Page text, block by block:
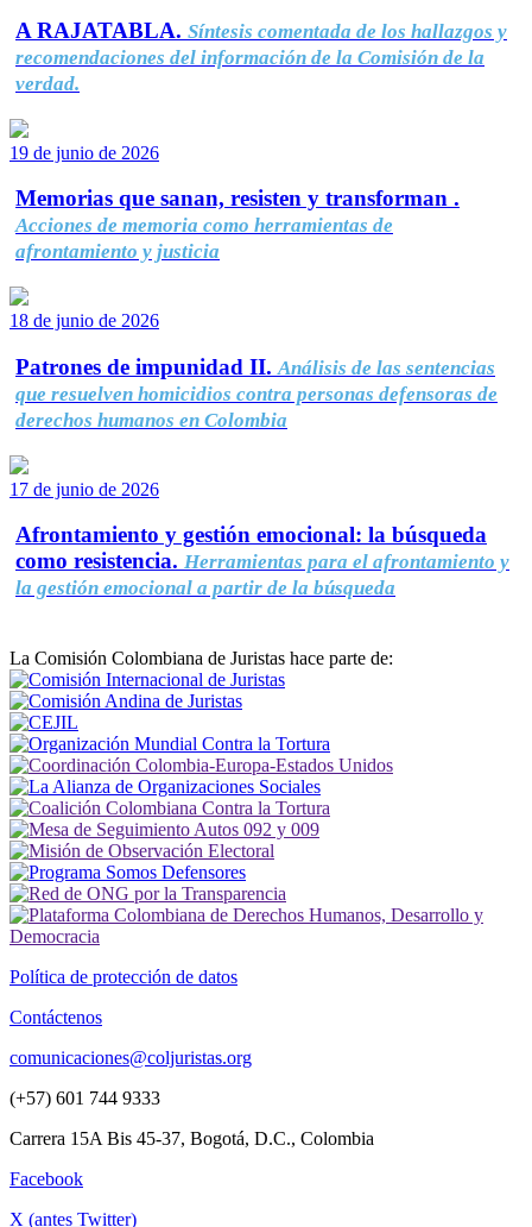
A RAJATABLA. Síntesis comentada de los hallazgos y
recomendaciones del información de la Comisión de la
verdad.
19 de junio de 2026
Memorias que sanan, resisten y transforman .
Acciones de memoria como herramientas de
afrontamiento y justicia
18 de junio de 2026
Patrones de impunidad II. Análisis de las sentencias
que resuelven homicidios contra personas defensoras de
derechos humanos en Colombia
17 de junio de 2026
Afrontamiento y gestión emocional: la búsqueda
como resistencia. Herramientas para el afrontamiento y
la gestión emocional a partir de la búsqueda
La Comisión Colombiana de Juristas hace parte de:
Política de protección de datos
Contáctenos
comunicaciones@coljuristas.org
(+57) 601 744 9333
Carrera 15A Bis 45-37, Bogotá, D.C., Colombia
Facebook
X (antes Twitter)